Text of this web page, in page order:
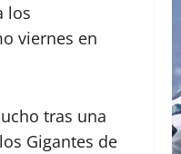
los
viernes en
tras una
Gigantes de